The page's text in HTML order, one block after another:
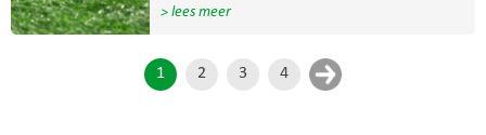
> lees meer
1 2 3 4